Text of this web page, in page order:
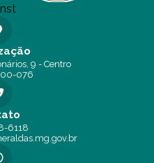
9 - Centro
076
6118